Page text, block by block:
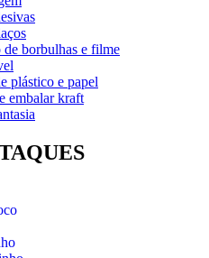
de borbulhas e filme
plástico e papel
embalar kraft